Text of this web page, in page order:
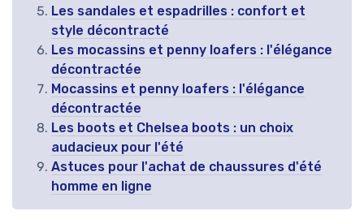
Les sandales et espadrilles : confort et
style décontracté
Les mocassins et penny loafers : l'élégance
décontractée
Mocassins et penny loafers : l'élégance
décontractée
Les boots et Chelsea boots : un choix
audacieux pour l'été
Astuces pour l'achat de chaussures d'été
homme en ligne